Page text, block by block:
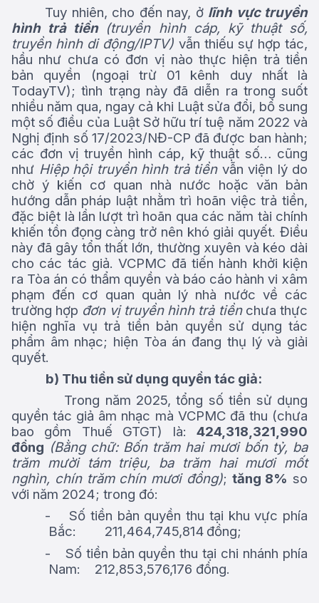
Tuy nhiên, cho đến nay, ở lĩnh vực truyền
hình trả tiền (truyền hình cáp, kỹ thuật số,
truyền hình di động/IPTV) vẫn thiếu sự hợp tác,
hầu như chưa có đơn vị nào thực hiện trả tiền
bản quyền (ngoại trừ 01 kênh duy nhất là
TodayTV); tình trạng này đã diễn ra trong suốt
nhiều năm qua, ngay cả khi Luật sửa đổi, bổ sung
một số điều của Luật Sở hữu trí tuệ năm 2022 và
Nghị định số 17/2023/NĐ-CP đã được ban hành;
các đơn vị truyền hình cáp, kỹ thuật số… cũng
như Hiệp hội truyền hình trả tiềnvẫn viện lý do
chờ ý kiến cơ quan nhà nước hoặc văn bản
hướng dẫn pháp luật nhằm trì hoãn việc trả tiền,
đặc biệt là lần lượt trì hoãn qua các năm tài chính
khiến tồn đọng càng trở nên khó giải quyết. Điều
này đã gây tổn thất lớn, thường xuyên và kéo dài
cho các tác giả. VCPMC đã tiến hành khởi kiện
ra Tòa án có thẩm quyền và báo cáo hành vi xâm
phạm đến cơ quan quản lý nhà nước về các
trường hợp đơn vị truyền hình trả tiềnchưa thực
hiện nghĩa vụ trả tiền bản quyền sử dụng tác
phẩm âm nhạc; hiện Tòa án đang thụ lý và giải
quyết.
b) Thu tiền sử dụng quyền tác giả:
Trong năm 2025, tổng số tiền sử dụng
quyền tác giả âm nhạc mà VCPMC đã thu (chưa
bao gồm Thuế GTGT) là: 424,318,321,990
đồng (Bằng chữ: Bốn trăm hai mươi bốn tỷ, ba
trăm mười tám triệu, ba trăm hai mươi mốt
nghìn, chín trăm chín mươi đồng); tăng 8% so
với năm 2024; trong đó:
-
Số tiền bản quyền thu tại khu vực phía
Bắc: 211,464,745,814 đồng;
-
Số tiền bản quyền thu tại chi nhánh phía
Nam: 212,853,576,176 đồng.